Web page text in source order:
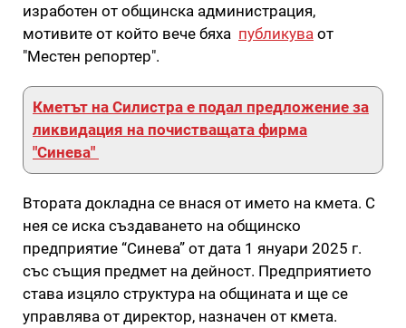
изработен от общинска администрация,
мотивите от който вече бяха публикува от
"Местен репортер".
Кметът на Силистра е подал предложение за
ликвидация на почистващата фирма
"Синева"
Втората докладна се внася от името на кмета. С
нея се иска създаването на общинско
предприятие “Синева” от дата 1 януари 2025 г.
със същия предмет на дейност. Предприятието
става изцяло структура на общината и ще се
управлява от директор, назначен от кмета.